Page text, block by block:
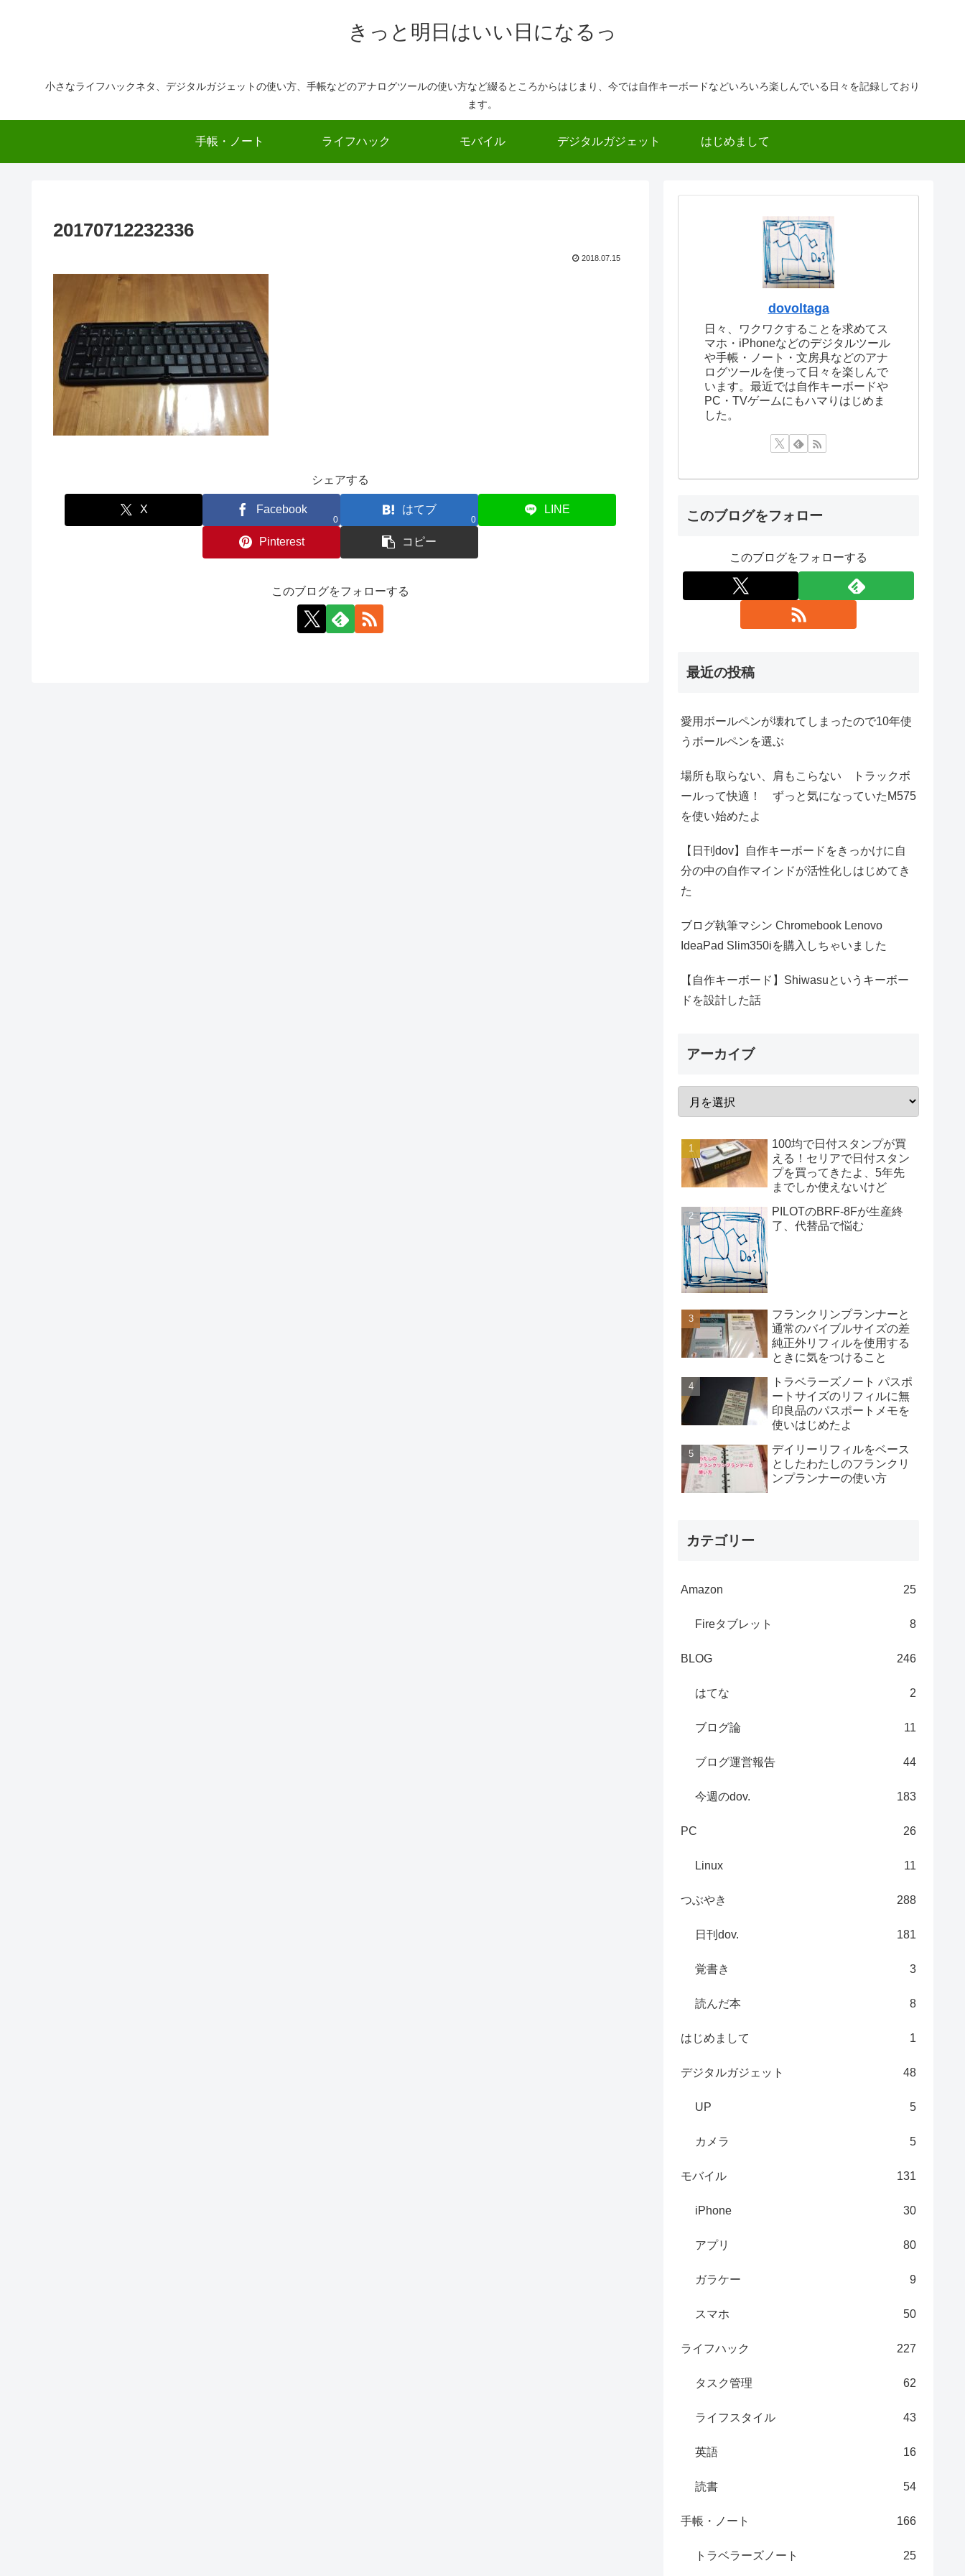
きっと明日はいい日になるっ
小さなライフハックネタ、デジタルガジェットの使い方、手帳などのアナログツールの使い方など綴るところからはじまり、今では自作キーボードなどいろいろ楽しんでいる日々を記録しており
ます。
手帳・ノート ライフハック モバイル デジタルガジェット はじめまして
20170712232336
2018.07.15
シェアする
X Facebook
0
はてブ
0
LINE
Pinterest コピー
このブログをフォローする
dovoltaga
日々、ワクワクすることを求めてス
マホ・iPhoneなどのデジタルツール
や手帳・ノート・文房具などのアナ
ログツールを使って日々を楽しんで
います。最近では自作キーボードや
PC・TVゲームにもハマりはじめま
した。
このブログをフォロー
このブログをフォローする
最近の投稿
愛用ボールペンが壊れてしまったので10年使
うボールペンを選ぶ
場所も取らない、肩もこらない トラックボ
ールって快適！ ずっと気になっていたM575
を使い始めたよ
【日刊dov】自作キーボードをきっかけに自
分の中の自作マインドが活性化しはじめてき
た
ブログ執筆マシン Chromebook Lenovo
IdeaPad Slim350iを購入しちゃいました
【自作キーボード】Shiwasuというキーボー
ドを設計した話
アーカイブ
100均で日付スタンプが買
える！セリアで日付スタン
プを買ってきたよ、5年先
までしか使えないけど
PILOTのBRF-8Fが生産終
了、代替品で悩む
フランクリンプランナーと
通常のバイブルサイズの差
純正外リフィルを使用する
ときに気をつけること
トラベラーズノート パスポ
ートサイズのリフィルに無
印良品のパスポートメモを
使いはじめたよ
デイリーリフィルをベース
としたわたしのフランクリ
ンプランナーの使い方
カテゴリー
Amazon 25
Fireタブレット 8
BLOG 246
はてな 2
ブログ論 11
ブログ運営報告 44
今週のdov. 183
PC 26
Linux 11
つぶやき 288
日刊dov. 181
覚書き 3
読んだ本 8
はじめまして 1
デジタルガジェット 48
UP 5
カメラ 5
モバイル 131
iPhone 30
アプリ 80
ガラケー 9
スマホ 50
ライフハック 227
タスク管理 62
ライフスタイル 43
英語 16
読書 54
手帳・ノート 166
トラベラーズノート 25